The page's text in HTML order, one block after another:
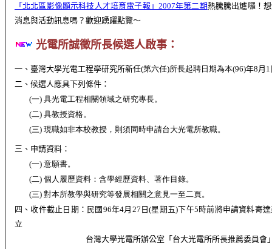
「北北區影像顯示科技人才培育電子報」2007年第二期熱騰騰出爐囉！
消息與活動訊息嗎？歡迎踴躍點覽～
光電所誠徵所長候選人啟事：
一、臺灣大學光電工程學研究所新任(第六任)所長起聘日期為本(96)年8月 1
二、候選人應具下列條件：
(一) 具光電工程相關領域之研究專長。
(二) 具教授資格。
(三) 現職如非本校教授，則須同時申請台大光電所教職。
三、申請資料：
(一) 意願書。
(二) 個人履歷資料：含學經歷資料、著作目錄。
(三) 對本所教學與研究等發展相關之意見一至二頁。
四、收件截止日期：民國 96年4月 27 日(星期五)下午5時前將申請資料寄
立
台灣大學光電所辦公室「台大光電所所長推薦委員會